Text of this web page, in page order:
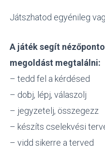
Játszhatod egyénileg
A játék segít
megoldást megtalálni:
– tedd fel a kérdésed
– dobj, lépj, válaszolj
– jegyzetelj, összegezz
– készíts cselekvési
– vidd sikerre a terved